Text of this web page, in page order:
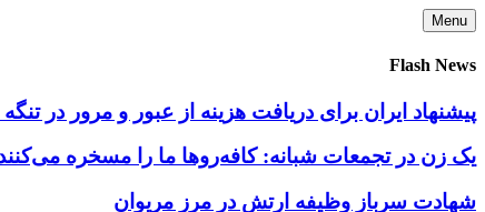
Skip
to
content
Menu
Flash News
پیشنهاد ایران برای دریافت هزینه از عبور و مرور در
یک زن در تجمعات شبانه: کافه‌روها ما را مسخره
شهادت سرباز وظیفه ارتش در مرز مریوان